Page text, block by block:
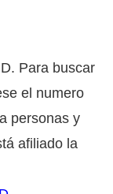
Para buscar
el numero
personas y
afiliado la